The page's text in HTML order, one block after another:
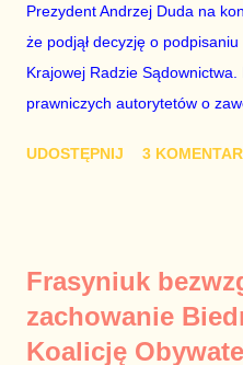
osoba z kwalifikacjami
obejmuje prace w spółce,
przez ta partię. Przeciwnie.
Prezydent Andrzej Duda na
że podjął decyzję o
Krajowej Radzie Sądownictwa.
prawniczych autorytetów o
ostatecznie zniszczy
Ziobro. Żenujące są
to jego ustawy. Prawda jest
do tych ustaw były bardziej
UDOSTĘPNIJ 3
Frasyniuk
zachowanie
Koalicję